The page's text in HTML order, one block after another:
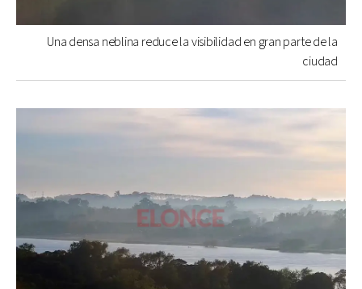
Una densa neblina reduce la visibilidad en gran parte de la
ciudad